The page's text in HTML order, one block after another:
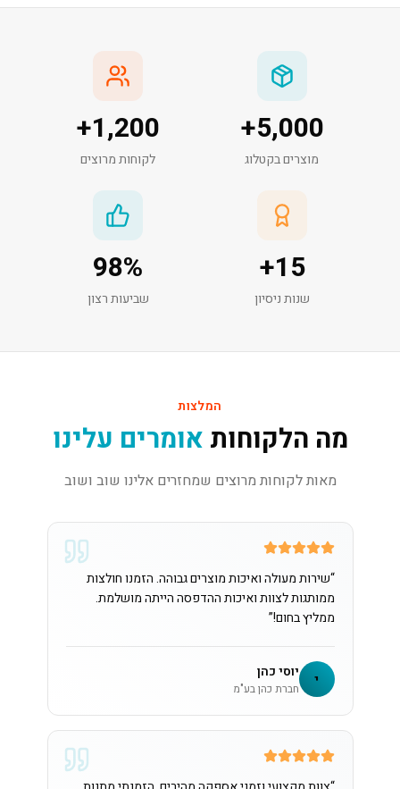
5,000
+
מוצרים בקטלוג
1,200
+
לקוחות מרוצים
15
+
שנות ניסיון
98%
שביעות רצון
המלצות
מה הלקוחות אומרים עלינו
מאות לקוחות מרוצים שמחזרים אלינו שוב ושוב
“שירות מעולה ואיכות מוצרים גבוהה. הזמנו חולצות
ממותגות לצוות ואיכות ההדפסה הייתה מושלמת.
ממליץ בחום!”
י יוסי כהן
חברת כהן בע"מ